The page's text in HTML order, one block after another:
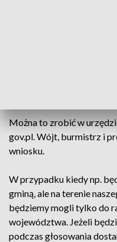
Można to zrobić w
gov.pl. Wójt, burmistrz i
wniosku.
W przypadku kiedy np.
gminą, ale na terenie
będziemy mogli tylko do
województwa. Jeżeli
podczas głosowania